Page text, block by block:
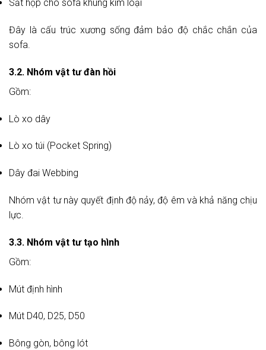
Sắt hộp cho sofa khung kim loại
Đây là cấu trúc xương sống đảm bảo độ chắc chắn của
sofa.
3.2. Nhóm vật tư đàn hồi
Gồm:
Lò xo dây
Lò xo túi (Pocket Spring)
Dây đai Webbing
Nhóm vật tư này quyết định độ nảy, độ êm và khả năng chịu
lực.
3.3. Nhóm vật tư tạo hình
Gồm:
Mút định hình
Mút D40, D25, D50
Bông gòn, bông lót